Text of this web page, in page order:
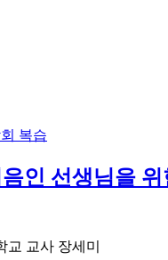
복습
인 선생님을
교 교사 장세미